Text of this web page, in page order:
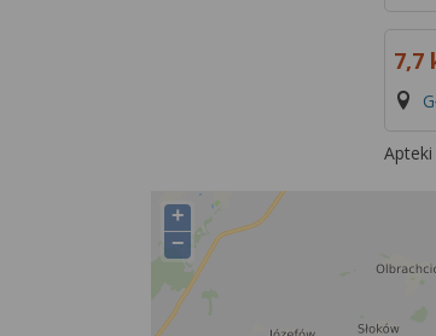
7,7
+
−